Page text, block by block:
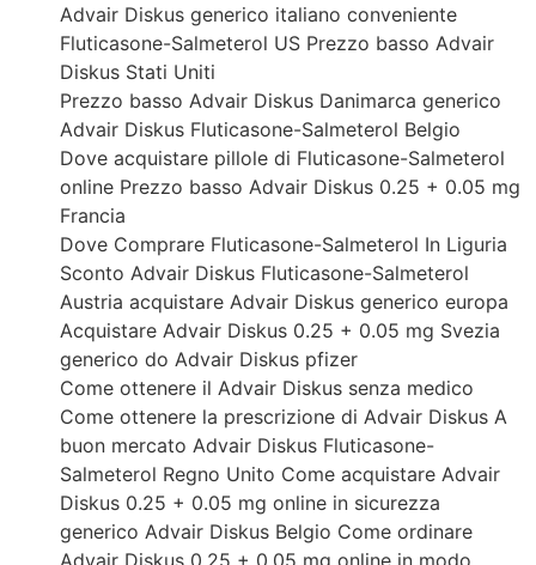
Advair Diskus generico italiano conveniente
Fluticasone-Salmeterol US Prezzo basso Advair
Diskus Stati Uniti
Prezzo basso Advair Diskus Danimarca generico
Advair Diskus Fluticasone-Salmeterol Belgio
Dove acquistare pillole di Fluticasone-Salmeterol
online Prezzo basso Advair Diskus 0.25 + 0.05 mg
Francia
Dove Comprare Fluticasone-Salmeterol In Liguria
Sconto Advair Diskus Fluticasone-Salmeterol
Austria acquistare Advair Diskus generico europa
Acquistare Advair Diskus 0.25 + 0.05 mg Svezia
generico do Advair Diskus pfizer
Come ottenere il Advair Diskus senza medico
Come ottenere la prescrizione di Advair Diskus A
buon mercato Advair Diskus Fluticasone-
Salmeterol Regno Unito Come acquistare Advair
Diskus 0.25 + 0.05 mg online in sicurezza
generico Advair Diskus Belgio Come ordinare
Advair Diskus 0.25 + 0.05 mg online in modo